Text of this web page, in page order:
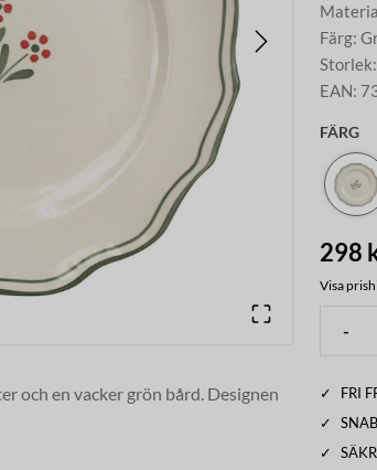
och en vacker grön bård. Designen
förekomma.
Färg:
Storlek
EAN:
FÄRG
298
Visa
-
✓
FRI
✓
✓